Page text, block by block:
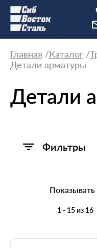
Главная Каталог
Детали арматуры
Детали
Фильтры
Показывать
1 - 15 из 16